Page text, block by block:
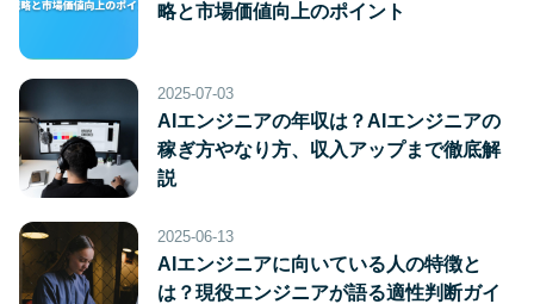
略と市場価値向上のポイント
2025-07-03
AIエンジニアの年収は？AIエンジニアの
稼ぎ方やなり方、収入アップまで徹底解
説
2025-06-13
AIエンジニアに向いている人の特徴と
は？現役エンジニアが語る適性判断ガイ